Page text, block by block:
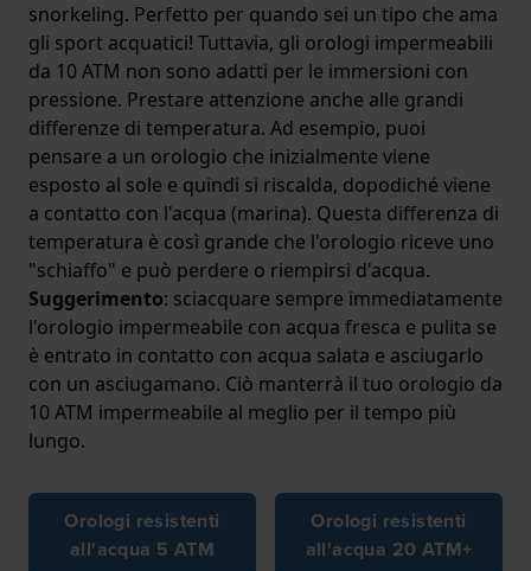
snorkeling. Perfetto per quando sei un tipo che ama
gli sport acquatici! Tuttavia, gli orologi impermeabili
da 10 ATM non sono adatti per le immersioni con
pressione. Prestare attenzione anche alle grandi
differenze di temperatura. Ad esempio, puoi
pensare a un orologio che inizialmente viene
esposto al sole e quindi si riscalda, dopodiché viene
a contatto con l'acqua (marina). Questa differenza di
temperatura è così grande che l'orologio riceve uno
"schiaffo" e può perdere o riempirsi d'acqua.
Suggerimento: sciacquare sempre immediatamente
l'orologio impermeabile con acqua fresca e pulita se
è entrato in contatto con acqua salata e asciugarlo
con un asciugamano. Ciò manterrà il tuo orologio da
10 ATM impermeabile al meglio per il tempo più
lungo.
Orologi resistenti
all'acqua 5 ATM
Orologi resistenti
all'acqua 20 ATM+